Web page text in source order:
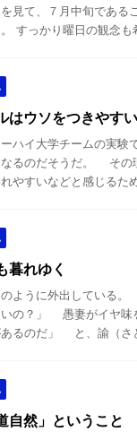
見て、７月中旬である
すっかり曜日の観念も
はウソをつきやすい
ハイ大学チームの実験
なるのだそうだ。 その
やすいなどと感じるた
暮れゆく
ように外出している。
いの？」 愚妻がイヤ味
あるのだ」 と、諭（さ
自然」ということ